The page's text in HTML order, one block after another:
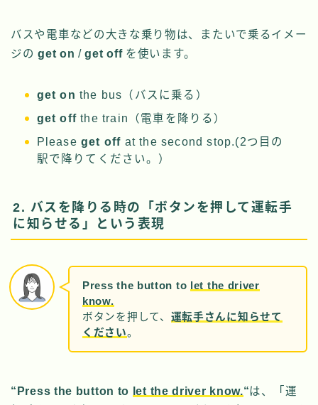
バスや電車などの大きな乗り物は、またいで乗るイメー
ジのget on /get offを使います。
get on the bus（バスに乗る）
get offthe train（電車を降りる）
Please get off at the second stop.(2つ目の
駅で降りてください。）
2. バスを降りる時の「ボタンを押して運転手
に知らせる」という表現
Press the button to
let the driver
know.
ボタンを押して、 運転手さんに知らせて
ください。
“ Press the button to let the driver know.“は、「運